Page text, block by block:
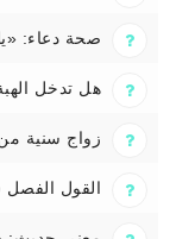
صحة دعاء:
هل تدخل
زواج سنية
القول الفصل